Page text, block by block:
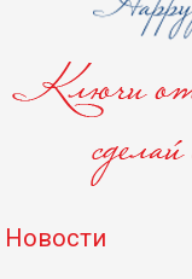
Новости